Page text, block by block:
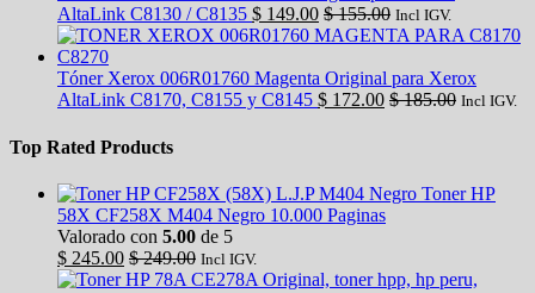
AltaLink C8130 / C8135 $ 149.00 $155.00 Incl IGV.
Tóner Xerox 006R01760 Magenta Original para Xerox
AltaLink C8170, C8155 y C8145 $ 172.00 $185.00 Incl IGV.
Top Rated Products
Toner HP
58X CF258X M404 Negro 10.000 Paginas
Valorado con 5.00 de 5
$ 245.00 $249.00 Incl IGV.